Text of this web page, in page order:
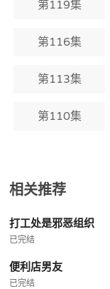
第119集
第116集
第113集
第110集
相关推荐
打工处是邪恶组织
已完结
便利店男友
已完结